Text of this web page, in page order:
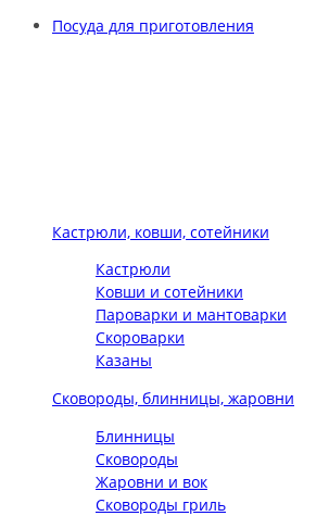
Посуда для приготовления
Кастрюли, ковши, сотейники
Кастрюли
Ковши и сотейники
Пароварки и мантоварки
Скороварки
Казаны
Сковороды, блинницы, жаровни
Блинницы
Сковороды
Жаровни и вок
Сковороды гриль